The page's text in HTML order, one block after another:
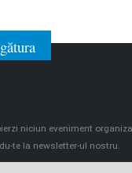
niciun eveniment
te la newsletter-ul nostru.